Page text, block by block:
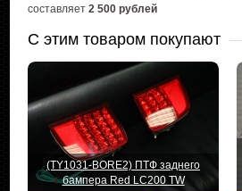
составляет 2 500 рублей
С этим товаром покупают
(TY1031-BORE2) ПТФ заднего
бампера Red LC200 TW